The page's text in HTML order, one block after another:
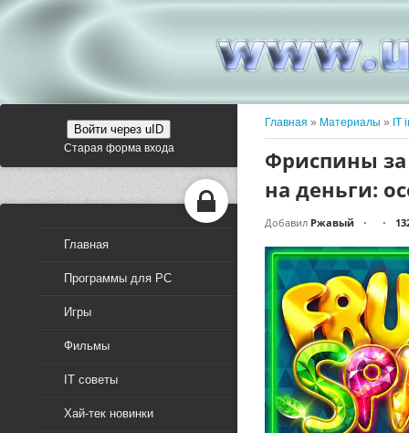
Войти через uID
Старая форма входа
Главная
Программы для PC
Игры
Фильмы
IT советы
Хай-тек новинки
Главная » Материалы » IT
Фриспины за
на деньги:
Добавил Ржавый • •